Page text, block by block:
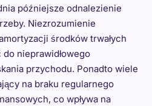
późniejsze odnalezienie
Niezrozumienie
środków trwałych
nieprawidłowego
przychodu. Ponadto wiele
na braku regularnego
co wpływa na